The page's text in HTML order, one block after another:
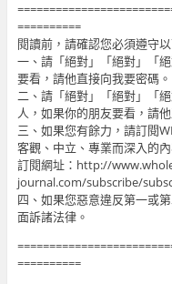
==========
閱讀前，請確認您必須遵守以
一、請「絕對」「絕對」「
要看，請他直接向我要密碼。
二、請「絕對」「絕對」「
人，如果你的朋友要看，請
三、如果您有餘力，請訂閱
客觀、中立、專業而深入的內
訂閱網址：http://
journal.com/subscribe/
四、如果您惡意違反第一或
面訴諸法律。
==========